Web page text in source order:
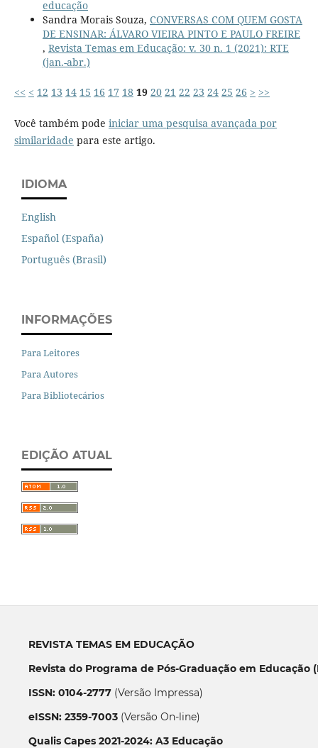
educação
Sandra Morais Souza, CONVERSAS COM QUEM GOSTA
DE ENSINAR: ÁLVARO VIEIRA PINTO E PAULO FREIRE
, Revista Temas em Educação: v. 30 n. 1 (2021): RTE
(jan.-abr.)
<< < 12 13 14 15 16 17 18 19 20 21 22 23 24 25 26 > >>
Você também pode iniciar uma pesquisa avançada por
similaridade para este artigo.
IDIOMA
English
Español (España)
Português (Brasil)
INFORMAÇÕES
Para Leitores
Para Autores
Para Bibliotecários
EDIÇÃO ATUAL
REVISTA TEMAS EM EDUCAÇÃO
Revista do Programa de Pós-Graduação em Educação
ISSN: 0104-2777(Versão Impressa)
eISSN: 2359-7003(Versão On-line)
Qualis Capes 2021-2024: A3 Educação